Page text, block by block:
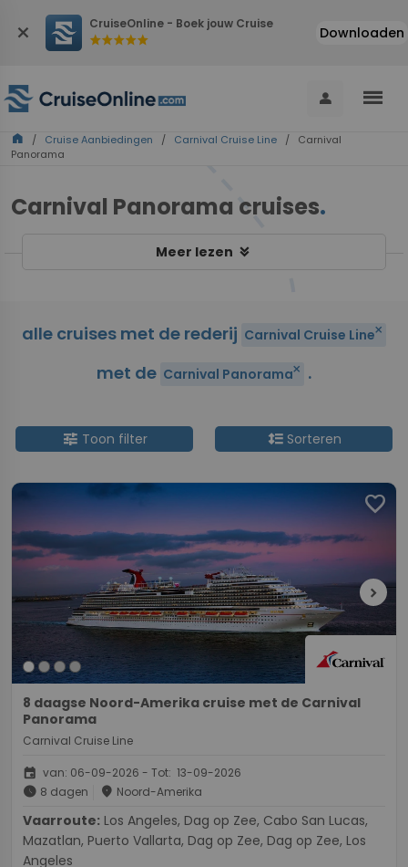
close CruiseOnline - Boek jouw Cruise
starstarstarstarstar Downloaden
person menu
home / Cruise Aanbiedingen / Carnival Cruise Line / Carnival
Panorama
Carnival Panorama cruises.
Meer lezen keyboard_double_arrow_down
alle cruises met de rederij Carnival Cruise Lineclose
met de Carnival Panoramaclose .
tune Toon filter format_line_spacingSorteren
favorite
chevron_right
8 daagse Noord-Amerika cruise met de Carnival
Panorama
Carnival Cruise Line
event van: 06-09-2026 - Tot: 13-09-2026
schedule 8 dagen place Noord-Amerika
Vaarroute:
Mazatlan, Puerto Vallarta, Dag op Zee, Dag op Zee, Los
Angeles